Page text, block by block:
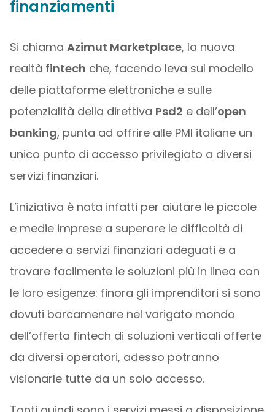
finanziamenti
Si chiama Azimut Marketplace, la nuova
realtà fintech che, facendo leva sul modello
delle piattaforme elettroniche e sulle
potenzialità della direttiva Psd2 e dell’open
banking, punta ad offrire alle PMI italiane un
unico punto di accesso privilegiato a diversi
servizi finanziari.
L’iniziativa è nata infatti per aiutare le piccole
e medie imprese a superare le difficoltà di
accedere a servizi finanziari adeguati e a
trovare facilmente le soluzioni più in linea con
le loro esigenze: finora gli imprenditori si sono
dovuti barcamenare nel varigato mondo
dell’offerta fintech di soluzioni verticali offerte
da diversi operatori, adesso potranno
visionarle tutte da un solo accesso.